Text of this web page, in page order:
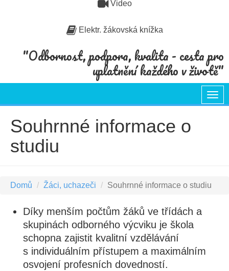
Video
Elektr. žákovská knížka
"Odbornost, podpora, kvalita - cesta pro
uplatnění každého v životě"
Souhrnné informace o
studiu
Domů Žáci, uchazeči Souhrnné informace o studiu
Díky menším počtům žáků ve třídách a
skupinách odborného výcviku je škola
schopna zajistit kvalitní vzdělávání
s individuálním přístupem a maximálním
osvojení profesních dovedností.